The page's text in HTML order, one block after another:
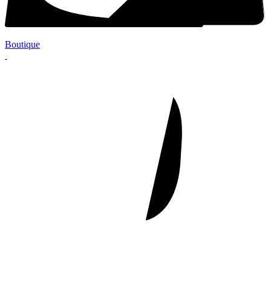
Boutique